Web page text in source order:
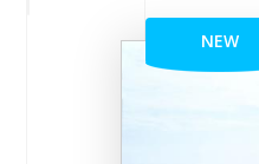
NEW